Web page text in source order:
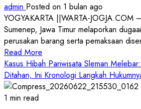
Hukum
Sampai
Tuntas
admin Posted on 1 bulan ago
YOGYAKARTA ||WARTA-JOGJA.COM
Sumenep, Jawa Timur melaporkan
perusakan barang serta pemaksaan
Read More
more
about
Peristiwa
Kasus Hibah Pariwisata Sleman
Ditahan, Ini Kronologi Langkah
1 min read